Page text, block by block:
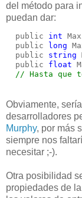
del método para
puedan dar:
  public
int
  public
long
  public
string
  public
float
// Hasta que
Obviamente,
desarrolladores
Murphy, por más
siempre nos
necesitar ;-).
Otra posibilidad
propiedades de